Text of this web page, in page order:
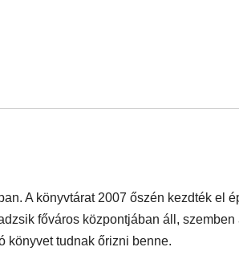
A könyvtárat 2007 őszén kezdték el
főváros központjában áll, szemben
könyvet tudnak őrizni benne.